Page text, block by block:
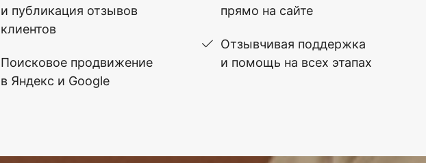
и публикация отзывов
клиентов
Поисковое продвижение
в Яндекс и Google
прямо на сайте
Отзывчивая поддержка
и помощь на всех этапах